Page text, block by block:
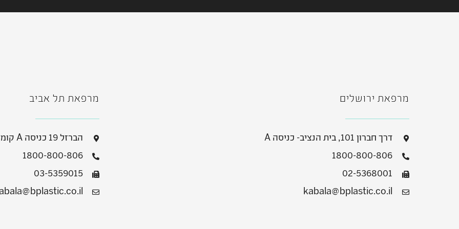
מרפאת ירושלים
דרך חברון 101, בית הנציב- כניסה A
1800-800-806
02-5368001
kabala@bplastic.co.il
מרפאת תל אביב
הברזל 19 כניסה A קומה 2, רמת החייל
1800-800-806
03-5359015